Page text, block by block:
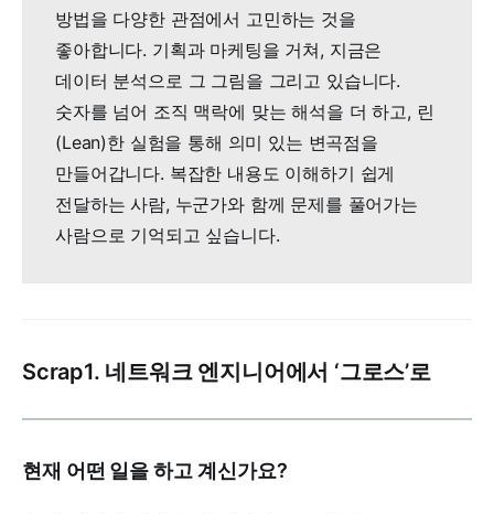
방법을 다양한 관점에서 고민하는 것을
좋아합니다. 기획과 마케팅을 거쳐, 지금은
데이터 분석으로 그 그림을 그리고 있습니다.
숫자를 넘어 조직 맥락에 맞는 해석을 더 하고, 린
(Lean)한 실험을 통해 의미 있는 변곡점을
만들어갑니다. 복잡한 내용도 이해하기 쉽게
전달하는 사람, 누군가와 함께 문제를 풀어가는
사람으로 기억되고 싶습니다.
Scrap1. 네트워크 엔지니어에서 ‘그로스’로
현재 어떤 일을 하고 계신가요?